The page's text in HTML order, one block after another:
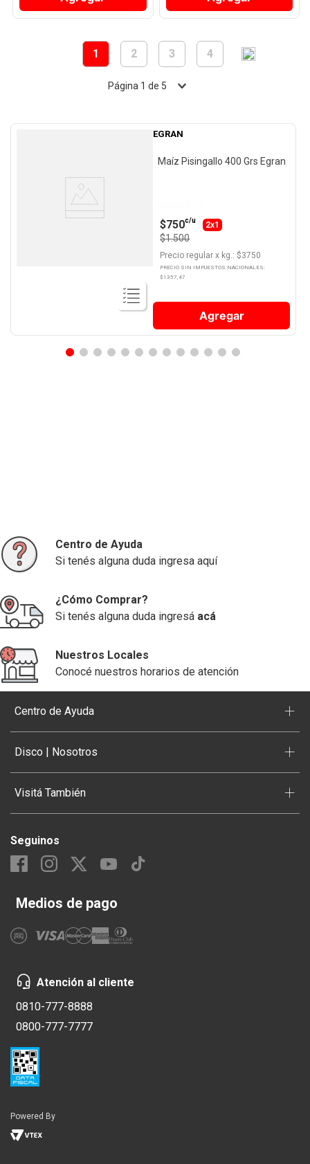
1 2 3 4
Página 1 de 5
EGRAN
Maíz Pisingallo 400 Grs Egran
$750c/u 2x1
$1.500
Precio regular x kg.: $3750
PRECIO SIN IMPUESTOS NACIONALES:
$ 1357,47
Agregar
Centro de Ayuda
Si tenés alguna duda ingresa aquí
¿Cómo Comprar?
Si tenés alguna duda ingresá acá
Nuestros Locales
Conocé nuestros horarios de atención
Centro de Ayuda +
Disco | Nosotros +
Visitá También +
Seguinos
Medios de pago
Atención al cliente
0810-777-8888
0800-777-7777
Powered By